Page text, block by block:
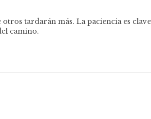
tardarán más. La paciencia es
camino.